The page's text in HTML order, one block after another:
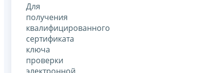
Для
получения
квалифицированного
сертификата
ключа
проверки
электронной